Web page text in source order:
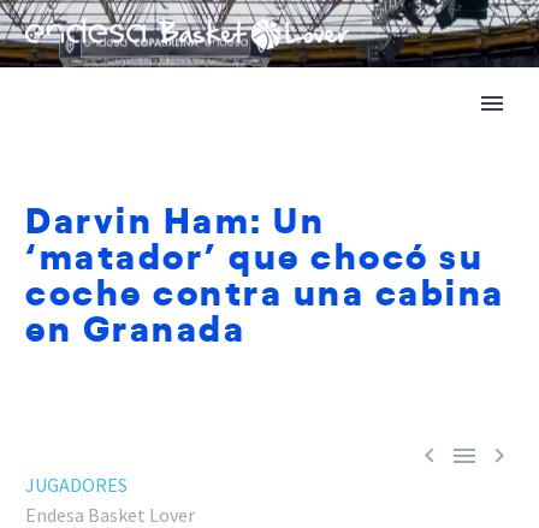
Darvin Ham: Un
‘matador’ que chocó su
coche contra una cabina
en Granada
  
JUGADORES
Endesa Basket Lover